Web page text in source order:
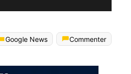
Google News
Commenter